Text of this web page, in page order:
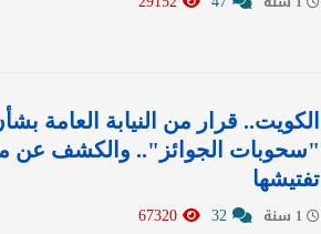
"سحوبات الجوائز".. والكشف عن ما
تفتيشها